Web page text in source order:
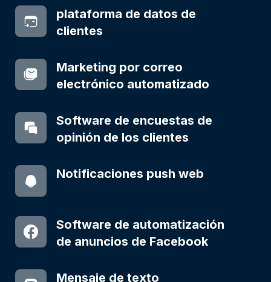
plataforma de datos de
clientes
Marketing por correo
electrónico automatizado
Software de encuestas de
opinión de los clientes
Notificaciones push web
Software de automatización
de anuncios de Facebook
Mensaje de texto